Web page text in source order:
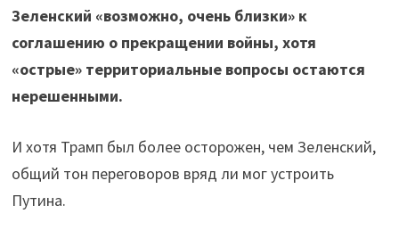
Зеленский «возможно, очень близки» к
соглашению о прекращении войны, хотя
«острые» территориальные вопросы остаются
нерешенными.
И хотя Трамп был более осторожен, чем Зеленский,
общий тон переговоров вряд ли мог устроить
Путина.